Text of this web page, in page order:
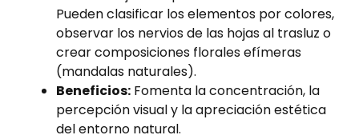
Pueden clasificar los elementos por colores,
observar los nervios de las hojas al trasluz o
crear composiciones florales efímeras
(mandalas naturales).
Beneficios: Fomenta la concentración, la
percepción visual y la apreciación estética
del entorno natural.